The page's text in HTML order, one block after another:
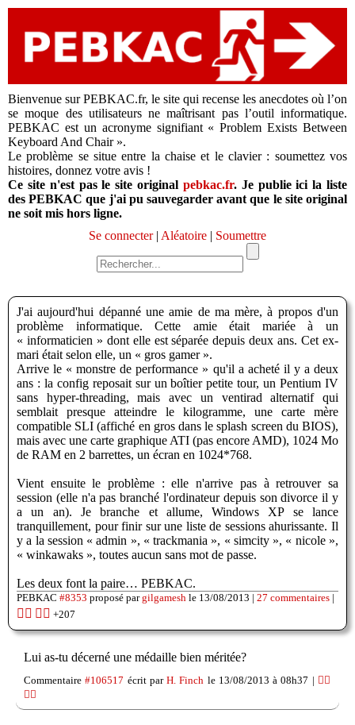
Bienvenue sur PEBKAC.fr, le site qui recense les anecdotes où l’on
se moque des utilisateurs ne maîtrisant pas l’outil informatique.
PEBKAC est un acronyme signifiant « Problem Exists Between
Keyboard And Chair ».
Le problème se situe entre la chaise et le clavier : soumettez vos
histoires, donnez votre avis !
Ce site n'est pas le site original pebkac.fr. Je publie ici la liste
des PEBKAC que j'ai pu sauvegarder avant que le site original
ne soit mis hors ligne.
Se connecter| Aléatoire | Soumettre
J'ai aujourd'hui dépanné une amie de ma mère, à propos d'un
problème informatique. Cette amie était mariée à un
« informaticien » dont elle est séparée depuis deux ans. Cet ex-
mari était selon elle, un « gros gamer ».
Arrive le « monstre de performance » qu'il a acheté il y a deux
ans : la config reposait sur un boîtier petite tour, un Pentium IV
sans hyper-threading, mais avec un ventirad alternatif qui
semblait presque atteindre le kilogramme, une carte mère
compatible SLI (affiché en gros dans le splash screen du BIOS),
mais avec une carte graphique ATI (pas encore AMD), 1024 Mo
de RAM en 2 barrettes, un écran en 1024*768.
Vient ensuite le problème : elle n'arrive pas à retrouver sa
session (elle n'a pas branché l'ordinateur depuis son divorce il y
a un an). Je branche et allume, Windows XP se lance
tranquillement, pour finir sur une liste de sessions ahurissante. Il
y a la session « admin », « trackmania », « simcity », « nicole »,
« winkawaks », toutes aucun sans mot de passe.
Les deux font la paire… PEBKAC.
PEBKAC #8353 proposé pargilgamesh le 13/08/2013 | 27 commentaires |
👍🏽 👎🏽 +207
Lui as-tu décerné une médaille bien méritée?
Commentaire#106517 écrit par H. Finch le 13/08/2013 à 08h37 | 👍🏽
👎🏽